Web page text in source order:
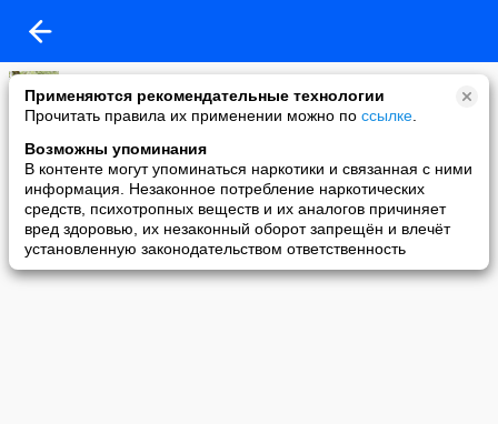
Применяются рекомендательные технологии
Прочитать правила их применении можно по ссылке
Возможны упоминания
В контенте могут упоминаться наркотики и связанная с ними
информация. Незаконное потребление наркотических
средств, психотропных веществ и их аналогов причиняет
вред здоровью, их незаконный оборот запрещён и влечёт
установленную законодательством ответственность
Руслан Анатольевич
14-06-2010 11:33
Блатной дед!) Разговор с ГАИ